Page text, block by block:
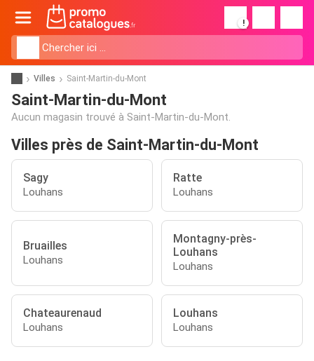
!
Villes Saint-Martin-du-Mont
Saint-Martin-du-Mont
Aucun magasin trouvé à Saint-Martin-du-Mont.
Villes près de Saint-Martin-du-Mont
Sagy
Louhans
Ratte
Louhans
Bruailles
Louhans
Montagny-près-
Louhans
Louhans
Chateaurenaud
Louhans
Louhans
Louhans